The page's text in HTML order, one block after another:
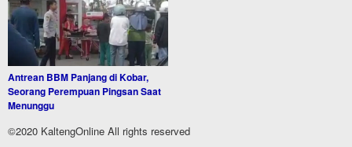
Antrean BBM Panjang di Kobar,
Seorang Perempuan Pingsan Saat
Menunggu
©2020 KaltengOnline All rights reserved